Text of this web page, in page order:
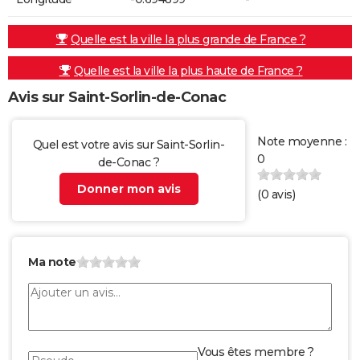
Quelle est la ville la plus grande de France ?
Quelle est la ville la plus haute de France ?
Avis sur Saint-Sorlin-de-Conac
Quel est votre avis sur Saint-Sorlin-
de-Conac ?
Donner mon avis
Note moyenne :
0
(0 avis)
Ma note
Vous êtes membre ?